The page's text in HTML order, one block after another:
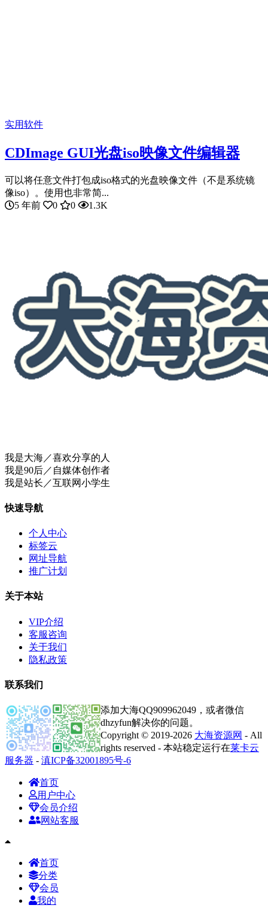
实用软件
CDImage GUI光盘iso映像文件编辑器
可以将任意文件打包成iso格式的光盘映像文件（不是系统镜
像iso）。使用也非常简...
5 年前
0 0 1.3K
我是大海／喜欢分享的人
我是90后／自媒体创作者
我是站长／互联网小学生
快速导航
个人中心
标签云
网址导航
推广计划
关于本站
VIP介绍
客服咨询
关于我们
隐私政策
联系我们
添加大海QQ909962049，或者微信
dhzyfun解决你的问题。
Copyright © 2019-2026 大海资源网 - All
rights reserved - 本站稳定运行在莱卡云
服务器 - 滇ICP备32001895号-6
首页
用户中心
会员介绍
网站客服
首页
分类
会员
我的